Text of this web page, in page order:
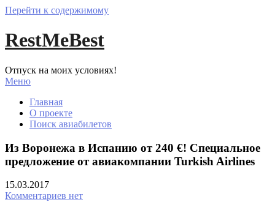
Перейти к содержимому
RestMeBest
Отпуск на моих условиях!
Меню
Главная
О проекте
Поиск авиабилетов
Из Воронежа в Испанию от 240 €! Специальное
предложение от авиакомпании Turkish Airlines
15.03.2017
Комментариев нет